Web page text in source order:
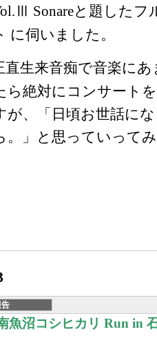
Ⅲ Sonareと題したフ
に伺いました。
直生来音痴で音楽に
ら絶対にコンサート
が、「日頃お世話に
。」と思っていって
魚沼コシヒカリ Run